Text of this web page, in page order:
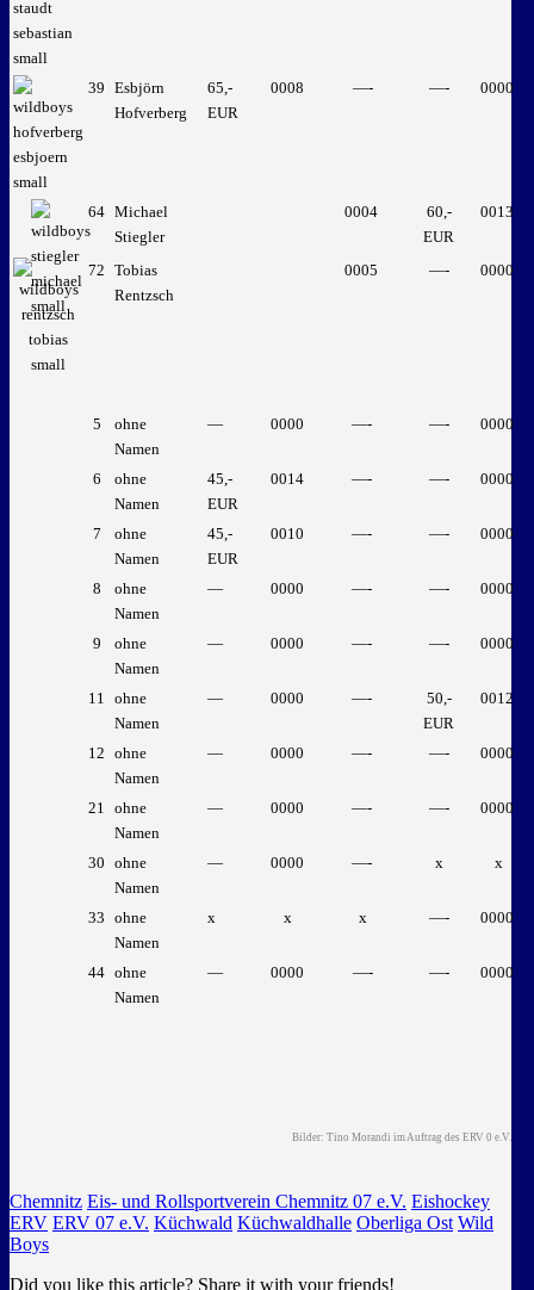
39 Esbjörn
Hofverberg
65,-
EUR
0008 —- —- 0000
64 Michael
Stiegler
0004
60,-
EUR
0013
72 Tobias
Rentzsch
0005 —- 0000
5
ohne
Namen
— 0000 —- —- 0000
6
ohne
Namen
45,-
EUR
0014 —- —- 0000
7
ohne
Namen
45,-
EUR
0010 —- —- 0000
8
ohne
Namen
— 0000 —- —- 0000
9
ohne
Namen
— 0000 —- —- 0000
11 ohne
Namen
— 0000 —-
50,-
EUR
0012
12 ohne
Namen
— 0000 —- —- 0000
21 ohne
Namen
— 0000 —- —- 0000
30 ohne
Namen
— 0000 —- x x
33 ohne
Namen
x x x —- 0000
44 ohne
Namen
— 0000 —- —- 0000
Bilder: Tino Morandi im Auftrag des ERV 0 e.V.
Chemnitz Eis- und Rollsportverein Chemnitz 07 e.V. Eishockey
ERV ERV 07 e.V. Küchwald Küchwaldhalle Oberliga Ost Wild
Boys
Did you like this article? Share it with your friends!